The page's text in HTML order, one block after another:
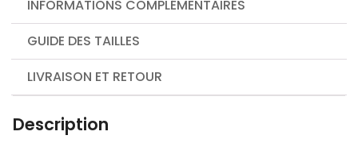
INFORMATIONS COMPLÉMENTAIRES
GUIDE DES TAILLES
LIVRAISON ET RETOUR
Description